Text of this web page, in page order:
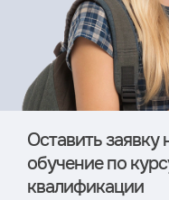
Оставить
обучение по
квалификации